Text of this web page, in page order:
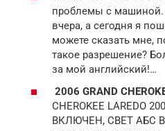
проблемы с
вчера, а сегодня я
можете сказать мне,
такое разрешение?
за мой английский!…
2006 GRAND
CHEROKEE LAREDO
ВКЛЮЧЕН, СВЕТ АБС